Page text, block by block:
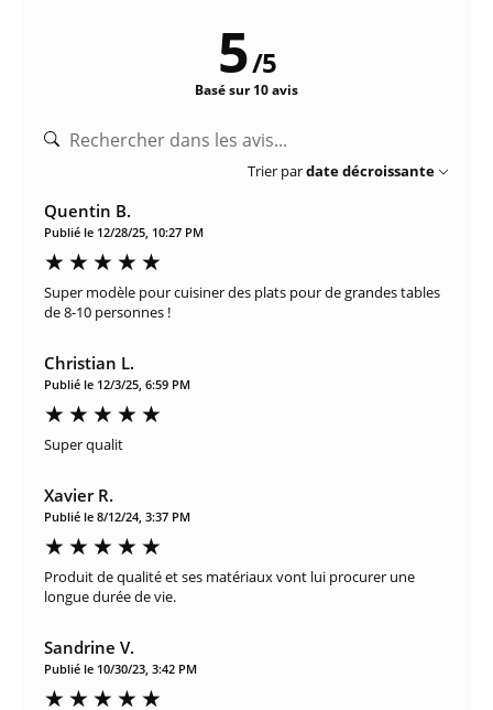
5/5
Basé sur 10 avis
Trier pardate décroissante
Quentin B.
Publié le 12/28/25, 10:27 PM
Super modèle pour cuisiner des plats pour de grandes tables
de 8-10 personnes !
Christian L.
Publié le 12/3/25, 6:59 PM
Super qualit
Xavier R.
Publié le 8/12/24, 3:37 PM
Produit de qualité et ses matériaux vont lui procurer une
longue durée de vie.
Sandrine V.
Publié le 10/30/23, 3:42 PM